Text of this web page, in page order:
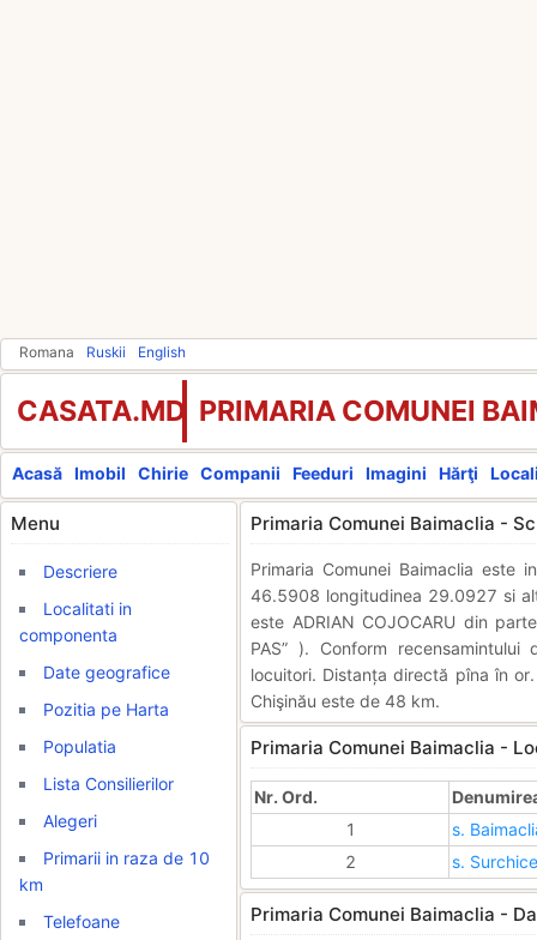
Romana Ruskii English
CASATA.MD PRIMARIA COMUNEI
Acasă Imobil Chirie Companii Feeduri Imagini Hărţi
Menu
Descriere
Localitati in
componenta
Date geografice
Pozitia pe Harta
Populatia
Lista Consilierilor
Alegeri
Primarii in raza de 10
km
Telefoane
Primaria Comunei Baimaclia -
Primaria Comunei Baimaclia este
46.5908 longitudinea 29.0927 si
este ADRIAN COJOCARU din
PAS” ). Conform
locuitori. Distanța directă pîna în
Chişinău este de 48 km.
Primaria Comunei Baimaclia -
Nr. Ord.
1
s.
2
s.
Primaria Comunei Baimaclia -